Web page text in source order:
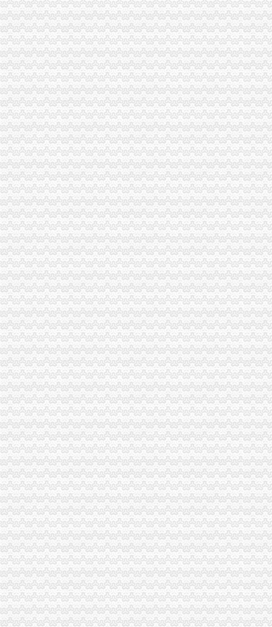
注册公司需要提供的资料及公司注册流程-搜百科
成都注册新公司有哪些流程手续费用？_贝多财务企业官网—站式企业
公司设立流程[46p].ppt
食品公司在沙坪坝区办注册要多久能开始运营_上海赢缘财务咨询有限
办理企业税务登记证-税务代理-武汉八方鼎力财务咨询有限公司
【税务登记证】税务登记证有效期税务登记证如何办理_十大品牌网
公司设立登记服务工作流程-姜爱律师文集
北京公司注册流程及注意事项_百度经验
资本管理公司注册条件,办理公司注册的条件
重庆沙坪坝工商**公司注册重庆沙坪坝工商**优惠办理重庆公司注册今
沙坪坝哪里可以办理,沙坪坝哪里能够办理个人无押|价
《营业执照黑名单查询》
注册个公司要多少钱？注册公司流程步骤_更富学院_资讯_更富网
重庆代办营业执照-重庆航桥财务咨询有限公司
成立公司必知：公司成立的详细流程_找法网（Findlaw.cn）
2016年天津注册公司流程及费用
[注册公司需要什么材料]注册安装公司需要的准备材料
[注册公司需要哪些材料]招标咨询公司注册需要什么材料
2015年台州公司注册流程及需要的资料_小微商务
南京秦淮区办理税务登记证的流程？-中介代理-久久信息网
2013司考商法：公司设立中各流程需要的花费-110法律咨询网
2015年代理工商注册流程无锡灵捷工商-中介代理-中国金属新闻网
办理税务登记证要交房产税税费吗-家居装修资讯网
百业网_为企业,做推广
创业扫盲,手把手教你如何注册公司_近比较肥_新浪博客
上海黄浦区公司注册流程_上海崇明自贸区注册代理_新浪博客
failed：万事通_资讯频道_凤凰网
沙坪坝正规个人人借款】代理要欠款
万达时时软件下载_万达时时平台【官网注册,登录】
天津办理营业执照要多少钱及流程分析-机构与组织
创业者关心的重庆九龙坡注册公司流程,这一篇就搞定啦！-商务服